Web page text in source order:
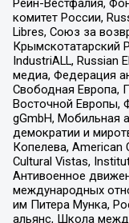
Рейн-Вестфалия,
комитет России,
Libres, Союз за
Крымскотатарский
IndustriALL, Russian
медиа, Федерация
Свободная Европа,
Восточной Европы,
gGmbH, Мобильная
демократии и
Копелева, American
Cultural Vistas,
Антивоенное
международных
им Питера Мунка,
альянс, Школа